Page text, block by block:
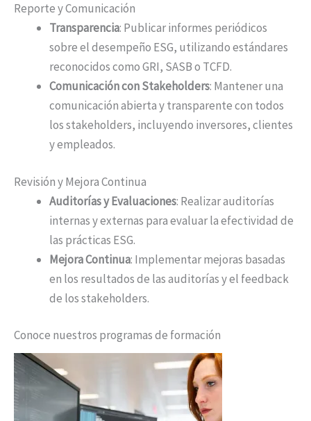
Reporte y Comunicación
Transparencia: Publicar informes periódicos
sobre el desempeño ESG, utilizando estándares
reconocidos como GRI, SASB o TCFD.
Comunicación con Stakeholders: Mantener una
comunicación abierta y transparente con todos
los stakeholders, incluyendo inversores, clientes
y empleados.
Revisión y Mejora Continua
Auditorías y Evaluaciones: Realizar auditorías
internas y externas para evaluar la efectividad de
las prácticas ESG.
Mejora Continua: Implementar mejoras basadas
en los resultados de las auditorías y el feedback
de los stakeholders.
Conoce nuestros programas de formación